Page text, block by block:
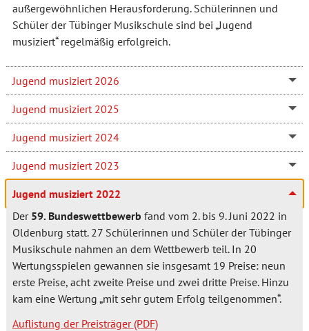
außergewöhnlichen Herausforderung. Schülerinnen und
Schüler der Tübinger Musikschule sind bei „Jugend
musiziert“ regelmäßig erfolgreich.
Jugend musiziert 2026
Jugend musiziert 2025
Jugend musiziert 2024
Jugend musiziert 2023
Jugend musiziert 2022
Der 59. Bundeswettbewerb fand vom 2. bis 9. Juni 2022 in
Oldenburg statt. 27 Schülerinnen und Schüler der Tübinger
Musikschule nahmen an dem Wettbewerb teil. In 20
Wertungsspielen gewannen sie insgesamt 19 Preise: neun
erste Preise, acht zweite Preise und zwei dritte Preise. Hinzu
kam eine Wertung „mit sehr gutem Erfolg teilgenommen“.
Auflistung der Preisträger